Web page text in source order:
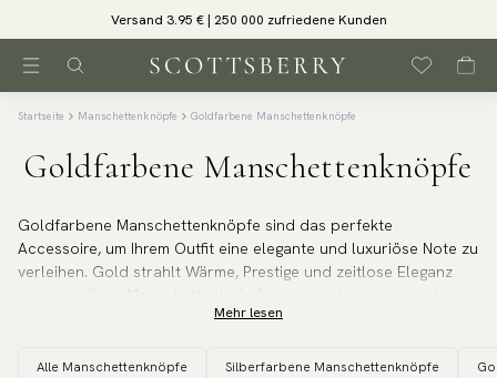
Versand 3.95 € | 250 000 zufriedene Kunden
Startseite Manschettenknöpfe Goldfarbene Manschettenknöpfe
Goldfarbene Manschettenknöpfe
Goldfarbene Manschettenknöpfe sind das perfekte
Accessoire, um Ihrem Outfit eine elegante und luxuriöse Note zu
verleihen. Gold strahlt Wärme, Prestige und zeitlose Eleganz
Wahl für formelle Anlässe wie Hochzeiten, Galas oder
Marineblau, Dunkelgrau oder tiefen Grüntönen, wo der goldene
Mehr lesen
Alle Manschettenknöpfe Silberfarbene Manschettenknöpfe